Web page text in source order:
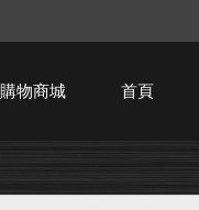
購物商城 首頁